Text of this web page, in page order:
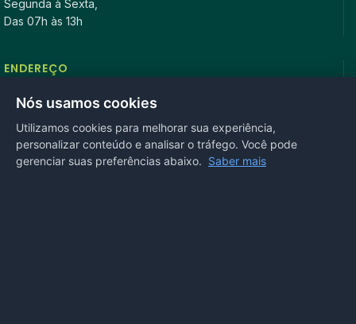
Segunda à Sexta,
Das 07h às 13h
ENDEREÇO
Rua Antonio Tavares, n° 3310, Centro CEP: 78.280-000 -
Mirassol D’Oeste, MT
REDES SOCIAIS
Nós usamos cookies
Utilizamos cookies para melhorar sua experiência,
personalizar conteúdo e analisar o tráfego. Você pode
gerenciar suas preferências abaixo. Saber mais